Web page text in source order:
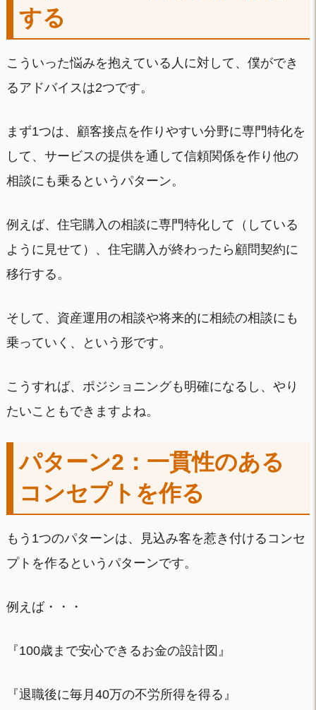
する
こういった悩みを抱えている人に対して、僕ができ
るアドバイスは2つです。
まず1つは、顧客接点を作りやすい分野に専門特化を
して、サービスの提供を通して信頼関係を作り他の
相談にも乗るというパターン。
例えば、住宅購入の相談に専門特化して（している
ように見せて）、住宅購入が終わったら顧問契約に
移行する。
そして、資産運用の相談や将来的に相続の相談にも
乗っていく、という形です。
こうすれば、ポジショニングも明確になるし、やり
たいこともできますよね。
パターン2：一貫性のある
コンセプトを作る
もう1つのパターンは、見込み客を惹き付けるコンセ
プトを作るというパターンです。
例えば・・・
『100歳まで安心できるお金の設計図』
『退職後に毎月40万の不労所得を得る』